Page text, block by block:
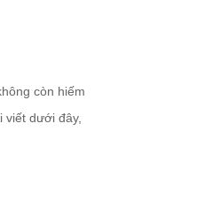
còn hiếm
viết dưới đây,